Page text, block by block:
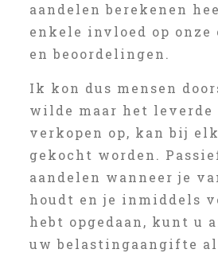
aandelen berekenen
enkele invloed op
en beoordelingen.
Ik kon dus mensen
wilde maar het leverde
verkopen op, kan bij
gekocht worden.
aandelen wanneer je
houdt en je inmiddels
hebt opgedaan, kunt u
uw belastingaangifte